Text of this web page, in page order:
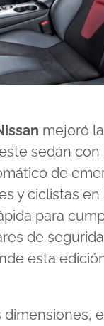
mejoró
sedán con
de
y ciclistas en
para
de
esta
dimensiones,